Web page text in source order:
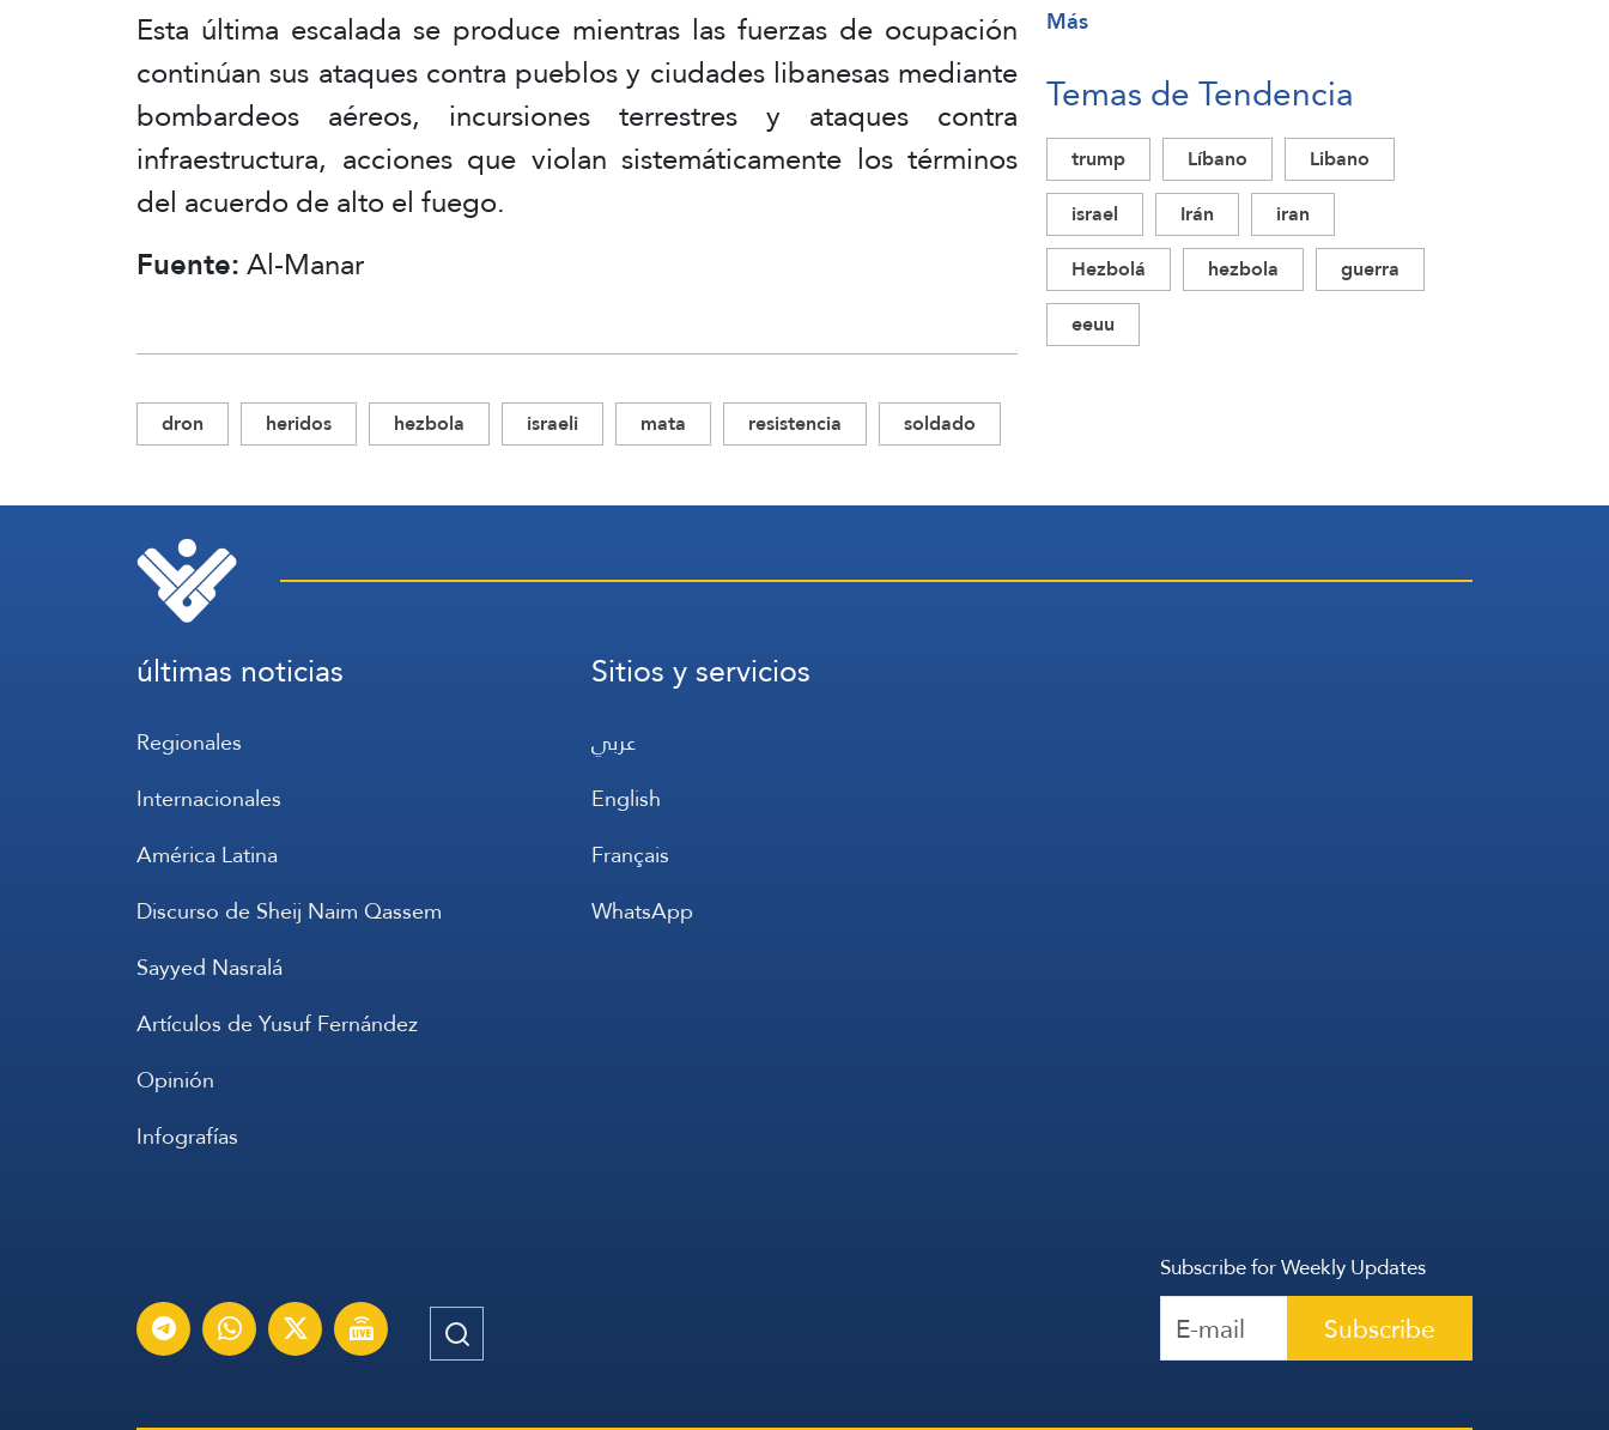
Esta última escalada se produce mientras las fuerzas de ocupación
continúan sus ataques contra pueblos y ciudades libanesas mediante
bombardeos aéreos, incursiones terrestres y ataques contra
infraestructura, acciones que violan sistemáticamente los términos
del acuerdo de alto el fuego.
Fuente:Al-Manar
dron heridos hezbola israeli mata resistencia soldado
Más
Temas de Tendencia
trump Líbano
Libano
israel
Irán
iran
Hezbolá
hezbola
guerra
eeuu
últimas noticias
Regionales
Internacionales
América Latina
Discurso de Sheij Naim Qassem
Sayyed Nasralá
Artículos de Yusuf Fernández
Opinión
Infografías
Sitios y servicios
عربي
English
Français
WhatsApp
Subscribe for Weekly Updates
Subscribe